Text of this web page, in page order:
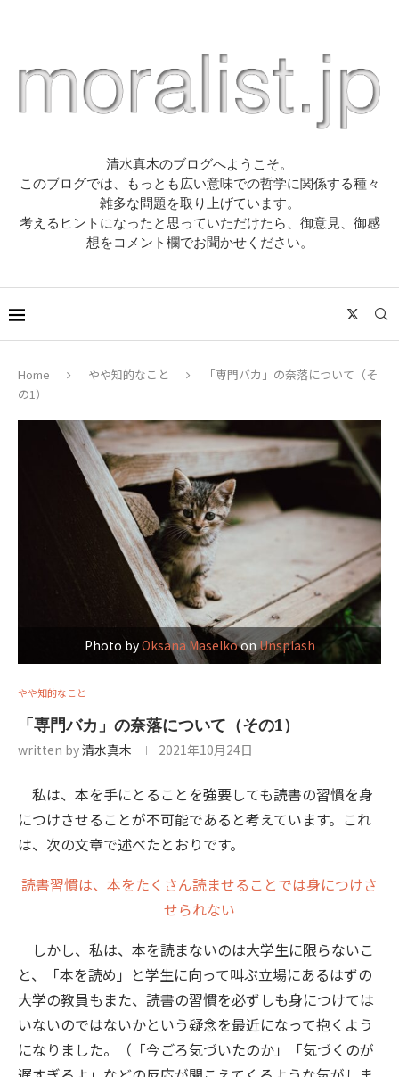
清水真木のブログへようこそ。
このブログでは、もっとも広い意味での哲学に関係する種々
雑多な問題を取り上げています。
考えるヒントになったと思っていただけたら、御意見、御感
想をコメント欄でお聞かせください。
Home やや知的なこと
「専門バカ」の奈落について（そ
の1）
Photo byOksana Maselkoon Unsplash
やや知的なこと
「専門バカ」の奈落について（その1）
written by清水真木 2021年10月24日
私は、本を手にとることを強要しても読書の習慣を身
につけさせることが不可能であると考えています。これ
は、次の文章で述べたとおりです。
読書習慣は、本をたくさん読ませることでは身につけさ
せられない
しかし、私は、本を読まないのは大学生に限らないこ
と、「本を読め」と学生に向って叫ぶ立場にあるはずの
大学の教員もまた、読書の習慣を必ずしも身につけては
いないのではないかという疑念を最近になって抱くよう
になりました。（「今ごろ気づいたのか」「気づくのが